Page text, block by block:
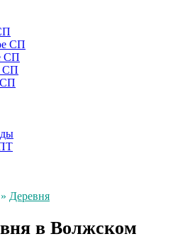
СП
СП
СП
» Деревня
в Волжском